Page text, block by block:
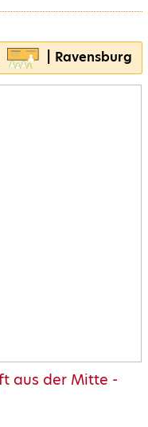
| Ravensburg
aus der Mitte -